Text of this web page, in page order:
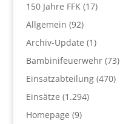
150 Jahre FFK(17)
Allgemein (92)
Archiv-Update (1)
Bambinifeuerwehr(73)
Einsatzabteilung(470)
Einsätze (1.294)
Homepage (9)